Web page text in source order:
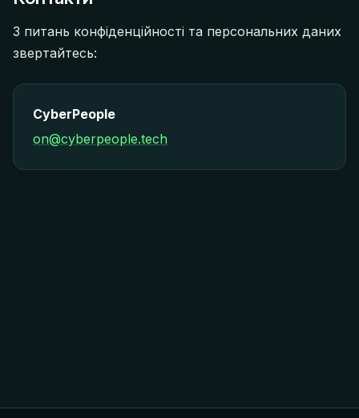
З питань конфіденційності та персональних даних
звертайтесь:
CyberPeople
on@cyberpeople.tech